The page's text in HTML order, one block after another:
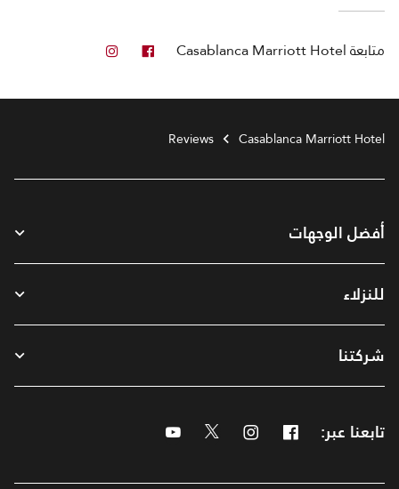
متابعةCasablanca Marriott Hotel فيس بوك
Casablanca Marriott Hotel
Reviews
أفضل الوجهات
للنزلاء
شركتنا
تابعنا عبر: Facebook
Instagram
Twitter